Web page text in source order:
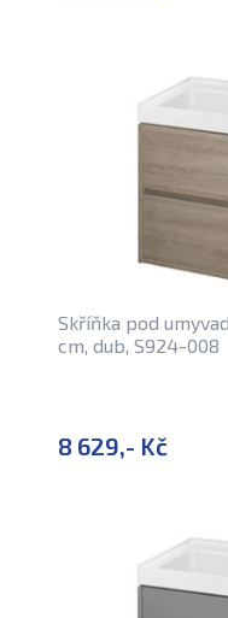
Skříňka pod
cm, dub, S924-008
8 629,- Kč